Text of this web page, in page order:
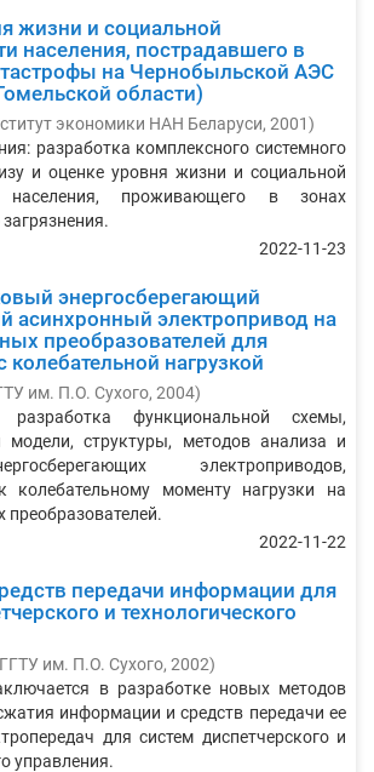
жизни и социальной
населения, пострадавшего в
на Чернобыльской АЭС
области)
экономики НАН Беларуси, 2001)
разработка комплексного системного
и оценке уровня жизни и социальной
населения, проживающего в зонах
2022-11-23
энергосберегающий
асинхронный электропривод на
преобразователей для
нагрузкой
им. П.О. Сухого, 2004)
функциональной схемы,
модели, структуры, методов анализа и
элек­троприводов,
колебательному моменту нагрузки на
преобразователей.
2022-11-22
передачи информации для
и технологического
ГГТУ им. П.О. Сухого, 2002)
в разработке новых методов
информации и средств передачи ее
для систем диспетчерского и
управления.